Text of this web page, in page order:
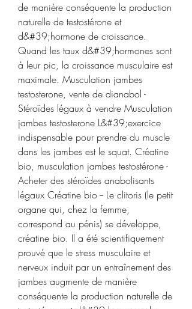
de manière conséquente la production
naturelle de testostérone et
d&#39;hormone de croissance.
Quand les taux d&#39;hormones sont
à leur pic, la croissance musculaire est
maximale. Musculation jambes
testosterone, vente de dianabol -
Stéroïdes légaux à vendre Musculation
jambes testosterone L&#39;exercice
indispensable pour prendre du muscle
dans les jambes est le squat. Créatine
bio, musculation jambes testostérone -
Acheter des stéroïdes anabolisants
légaux Créatine bio -- Le clitoris (le petit
organe qui, chez la femme,
correspond au pénis) se développe,
créatine bio. Il a été scientifiquement
prouvé que le stress musculaire et
nerveux induit par un entraînement des
jambes augmente de manière
conséquente la production naturelle de